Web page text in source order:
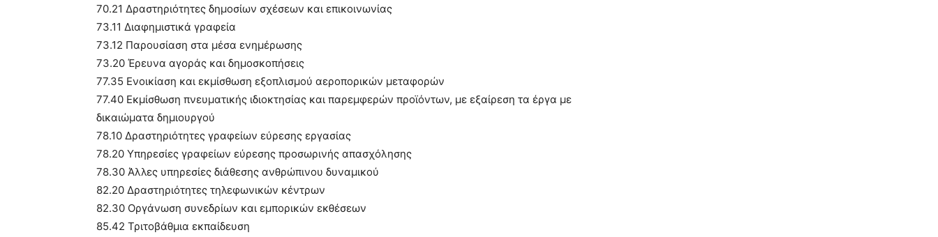
70.21 Δραστηριότητες δημοσίων σχέσεων και επικοινωνίας
73.11 Διαφημιστικά γραφεία
73.12 Παρουσίαση στα μέσα ενημέρωσης
73.20 Έρευνα αγοράς και δημοσκοπήσεις
77.35 Ενοικίαση και εκμίσθωση εξοπλισμού αεροπορικών μεταφορών
77.40 Εκμίσθωση πνευματικής ιδιοκτησίας και παρεμφερών προϊόντων, με εξαίρεση τα έργα με
δικαιώματα δημιουργού
78.10 Δραστηριότητες γραφείων εύρεσης εργασίας
78.20 Υπηρεσίες γραφείων εύρεσης προσωρινής απασχόλησης
78.30 Άλλες υπηρεσίες διάθεσης ανθρώπινου δυναμικού
82.20 Δραστηριότητες τηλεφωνικών κέντρων
82.30 Οργάνωση συνεδρίων και εμπορικών εκθέσεων
85.42 Τριτοβάθμια εκπαίδευση